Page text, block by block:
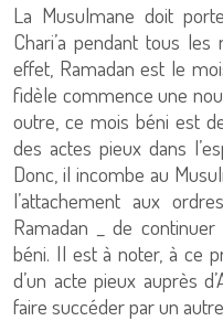
La Musulmane doit
Chari’a pendant tous
effet, Ramadan est le
fidèle commence une
outre, ce mois béni est
des actes pieux dans
Donc, il incombe au
l’attachement aux
Ramadan _ de
béni. Il est à noter, à ce
d’un acte pieux auprès
faire succéder par un